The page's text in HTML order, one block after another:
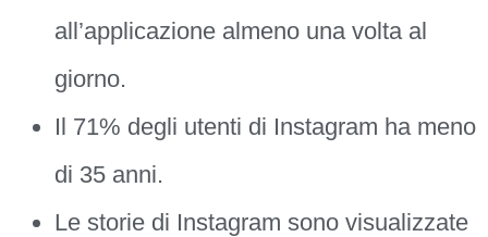
all’applicazione almeno una volta al
giorno.
Il 71% degli utenti di Instagram ha meno
di 35 anni.
Le storie di Instagram sono visualizzate